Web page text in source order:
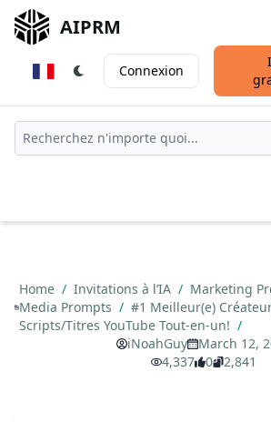
AIPRM
Connexion
Home / Invitations à l’IA / Marketing
Media Prompts / #1 Meilleur(e)
Scripts/Titres YouTube Tout-en-un! /
iNoahGuy
March 12,
4,337
0 2,841